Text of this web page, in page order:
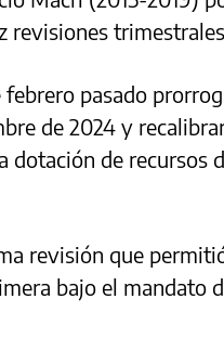
revisiones
pasado
de 2024 y
dotación de recursos
revisión que
bajo el mandato